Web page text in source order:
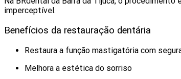
imperceptível.
Benefícios da restauração dentária
Restaura a função mastigatória com
Melhora a estética do sorriso